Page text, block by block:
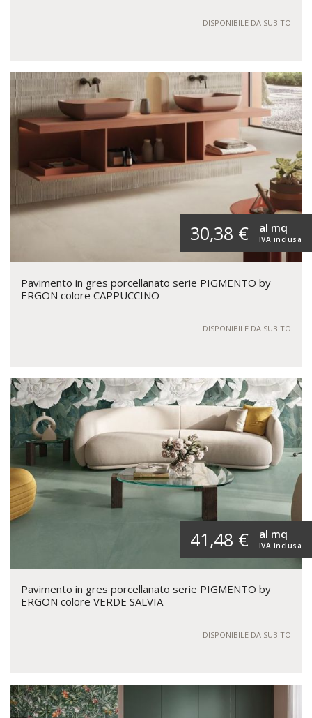
DISPONIBILE DA SUBITO
30,38 € IVA inclusa
al mq
Pavimento in gres porcellanato serie PIGMENTO by
ERGON colore CAPPUCCINO
DISPONIBILE DA SUBITO
41,48 € IVA inclusa
al mq
Pavimento in gres porcellanato serie PIGMENTO by
ERGON colore VERDE SALVIA
DISPONIBILE DA SUBITO